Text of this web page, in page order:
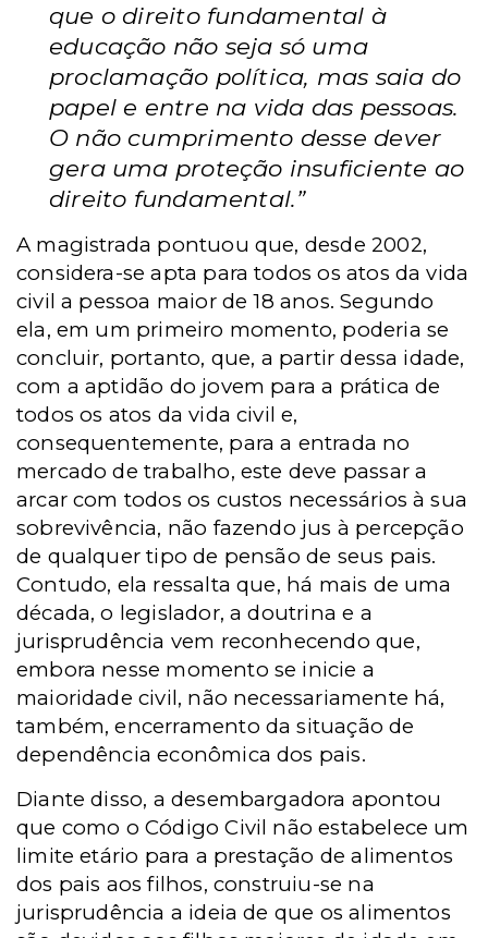
que o direito fundamental à
educação não seja só uma
proclamação política, mas saia do
papel e entre na vida das pessoas.
O não cumprimento desse dever
gera uma proteção insuficiente ao
direito fundamental.”
A magistrada pontuou que, desde 2002,
considera-se apta para todos os atos da vida
civil a pessoa maior de 18 anos. Segundo
ela, em um primeiro momento, poderia se
concluir, portanto, que, a partir dessa idade,
com a aptidão do jovem para a prática de
todos os atos da vida civil e,
consequentemente, para a entrada no
mercado de trabalho, este deve passar a
arcar com todos os custos necessários à sua
sobrevivência, não fazendo jus à percepção
de qualquer tipo de pensão de seus pais.
Contudo, ela ressalta que, há mais de uma
década, o legislador, a doutrina e a
jurisprudência vem reconhecendo que,
embora nesse momento se inicie a
maioridade civil, não necessariamente há,
também, encerramento da situação de
dependência econômica dos pais.
Diante disso, a desembargadora apontou
que como o Código Civil não estabelece um
limite etário para a prestação de alimentos
dos pais aos filhos, construiu-se na
jurisprudência a ideia de que os alimentos